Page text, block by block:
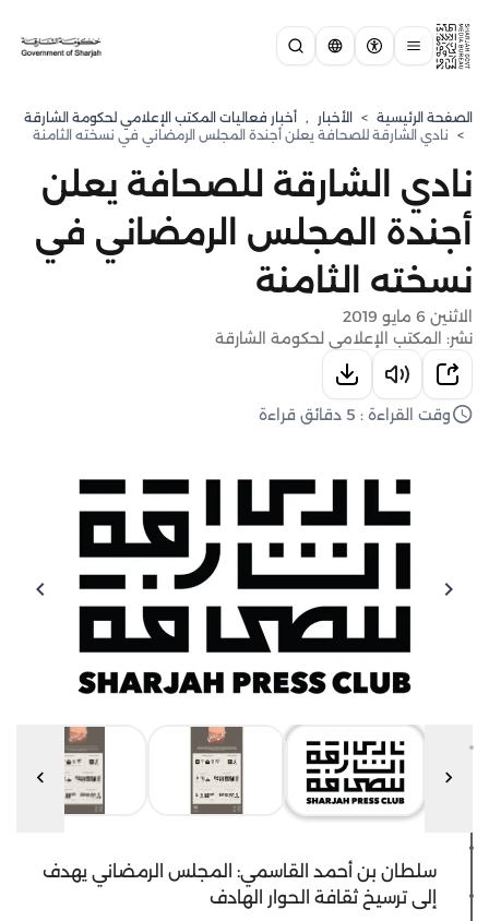
الصفحة الرئيسية > الأخبار , أخبار فعاليات المكتب الإعلامي لحكومة الشارقة
> نادي الشارقة للصحافة يعلن أجندة المجلس الرمضاني في نسخته الثامنة
نادي الشارقة للصحافة يعلن
أجندة المجلس الرمضاني في
نسخته الثامنة
الاثنين 6 مايو 2019
نشر: المكتب الإعلامي لحكومة الشارقة
وقت القراءة : 5 دقائق قراءة
سلطان بن أحمد القاسمي: المجلس الرمضاني يهدف
إلى ترسيخ ثقافة الحوار الهادف